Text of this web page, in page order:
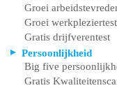
Groei
Groei werkpleziertest
Gratis drijfverentest
Persoonlijkheid
Big five
Gratis